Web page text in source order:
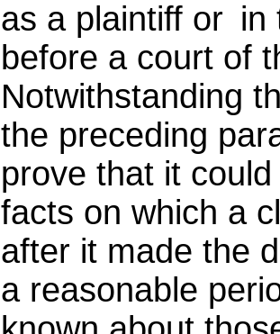
as a plaintiff or
before a court of
Notwithstanding
the preceding
prove that it
facts on which a
after it made the
a reasonable